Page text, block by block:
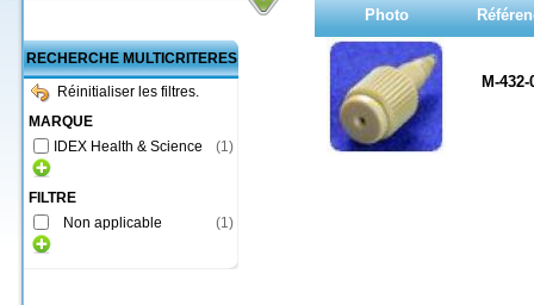
RECHERCHE MULTICRITERES
Réinitialiser les filtres.
MARQUE
IDEX Health & Science
(1)
FILTRE
Non applicable
(1)
Photo
M-432-